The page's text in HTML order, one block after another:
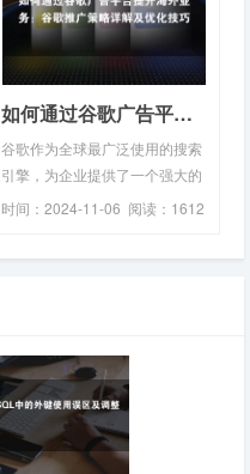
如何通过谷歌广告平台提升海外业务：谷歌推广策略详解及优化技巧
谷歌作为全球最广泛使用的搜索
引擎，为企业提供了一个强大的
广告平台，用以覆盖...
时间：2024-11-06 阅读：1612